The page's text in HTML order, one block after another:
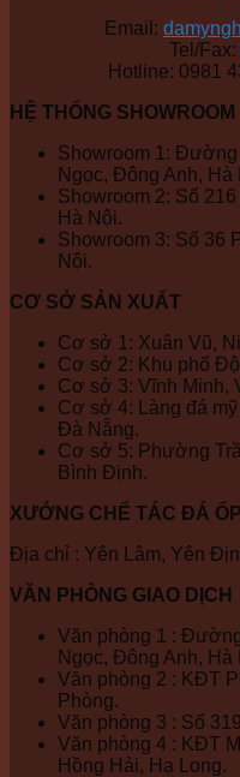
Email:
Tel/Fax:
Hotline: 0981
HỆ THỐNG SHOWROOM
Showroom 1:
Ngọc, Đông Anh, Hà
Showroom 2: Số
Hà Nội.
Showroom 3: Số 36
Nội.
CƠ SỞ SẢN XUẤT
Cơ sở 1: Xuân Vũ,
Cơ sở 2: Khu phố
Cơ sở 3: Vĩnh Minh,
Cơ sở 4: Làng đá
Đà Nẵng.
Cơ sở 5: Phường
Bình Định.
XƯỚNG CHẾ TÁC ĐÁ
Địa chỉ : Yên Lâm, Yên
VĂN PHÒNG GIAO DỊCH
Văn phòng 1 :
Ngọc, Đông Anh, Hà
Văn phòng 2 : KĐT
Phòng.
Văn phòng 3 : Số
Văn phòng 4 : KĐT
Hồng Hải, Hạ Long.